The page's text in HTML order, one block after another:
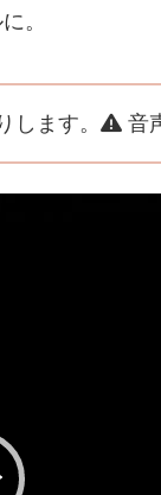
。
します。 音